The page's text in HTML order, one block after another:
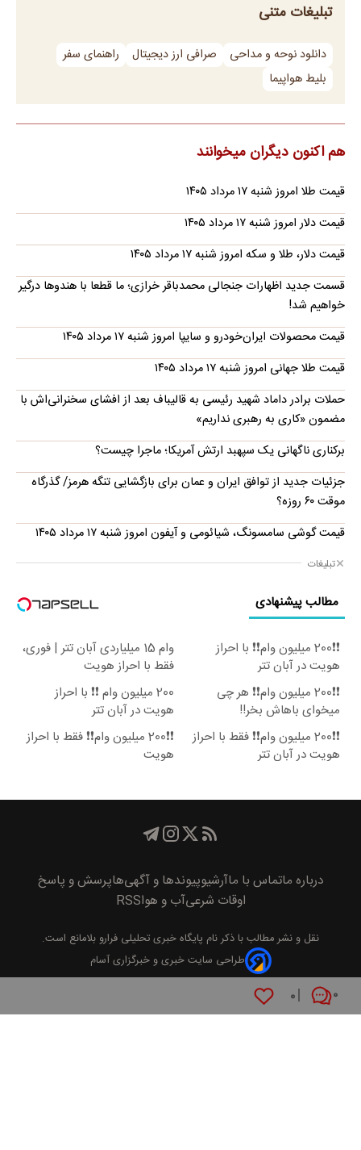
۰ ۰
تبلیغات متنی
دانلود نوحه و مداحی صرافی ارز دیجیتال
راهنمای سفر
بلیط هواپیما
هم اکنون دیگران میخوانند
قیمت طلا امروز شنبه ۱۷ مرداد ۱۴۰۵
قیمت دلار امروز شنبه ۱۷ مرداد ۱۴۰۵
قیمت دلار، طلا و سکه امروز شنبه ۱۷ مرداد ۱۴۰۵
قسمت جدید اظهارات جنجالی محمدباقر خرازی؛ ما قطعا با هندوها درگیر
خواهیم شد!
قیمت محصولات ایران‌خودرو و سایپا امروز شنبه ۱۷ مرداد ۱۴۰۵
قیمت طلا جهانی امروز شنبه ۱۷ مرداد ۱۴۰۵
حملات برادر داماد شهید رئیسی به قالیباف بعد از افشای سخنرانی‌اش با
مضمون «کاری به رهبری نداریم»
برکناری ناگهانی یک سپهبد ارتش آمریکا؛ ماجرا چیست؟
جزئیات جدید از توافق ایران و عمان برای بازگشایی تنگه هرمز/ گذرگاه
موقت ۶۰ روزه؟
قیمت گوشی سامسونگ، شیائومی و آیفون امروز شنبه ۱۷ مرداد ۱۴۰۵
تبلیغات
مطالب پیشنهادی
❗❗200 میلیون وام❗❗ با احراز
هویت در آبان تتر
وام 15 میلیاردی آبان تتر | فوری،
فقط با احراز هویت
❗❗200 میلیون وام❗❗ هر چی
میخوای باهاش بخر!!
200 میلیون وام ❗❗ با احراز
هویت در آبان تتر
❗❗200 میلیون وام❗❗ فقط با احراز
هویت در آبان تتر
❗❗200 میلیون وام❗❗ فقط با احراز
هویت
درباره ماتماس با ماآرشیوپیوند‌ها و آگهی‌هاپرسش و پاسخ
اوقات شرعیآب و هواRSS
نقل و نشر مطالب با ذکر نام پايگاه خبری تحليلی فراروبلامانع است.
طراحی سایت خبری و خبرگزاری آسام